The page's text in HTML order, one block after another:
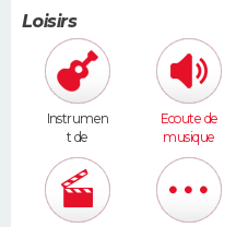
Loisirs
Instrumen
t de
musique
Ecoute de
musique